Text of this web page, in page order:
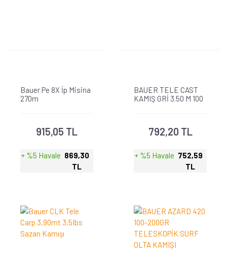
Bauer Pe 8X İp Misina
270m
915,05 TL
+ %5 Havale 869,30
TL
BAUER TELE CAST
KAMIŞ GRİ 3.50 M 100
792,20 TL
+ %5 Havale 752,59
TL